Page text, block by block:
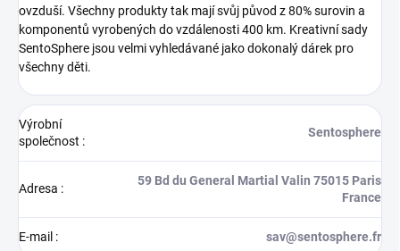
ovzduší. Všechny produkty tak mají svůj původ z 80% surovin a
komponentů vyrobených do vzdálenosti 400 km. Kreativní sady
SentoSphere jsou velmi vyhledávané jako dokonalý dárek pro
všechny děti.
Výrobní
společnost :
Sentosphere
Adresa :
59 Bd du General Martial Valin 75015 Paris
France
E-mail : sav@sentosphere.fr